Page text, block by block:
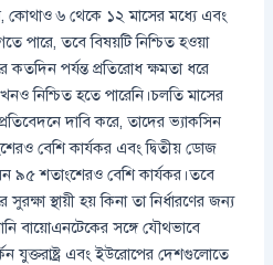
৬ থেকে ১২ মাসের মধ্যে এবং
পারে, তবে বিষয়টি নিশ্চিত হওয়া
কতদিন পর্যন্ত প্রতিরোধ ক্ষমতা ধরে
নিশ্চিত হতে পারেনি।চলতি মাসের
দাবি করে, তাদের ভ্যাকসিন
বেশি কার্যকর এবং দ্বিতীয় ডোজ
৯৫ শতাংশেরও বেশি কার্যকর।তবে
স্থায়ী হয় কিনা তা নির্ধারণের জন্য
বায়োএনটেকের সঙ্গে যৌথভাবে
যুক্তরাষ্ট্র এবং ইউরোপের দেশগুলোতে